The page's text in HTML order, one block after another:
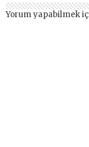
Yorum yapabilmek